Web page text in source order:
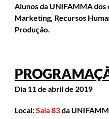
Alunos da UNIFAMMA dos
Marketing, Recursos
Produção.
Dia 11 de abril de 2019
Local:Sala 83da